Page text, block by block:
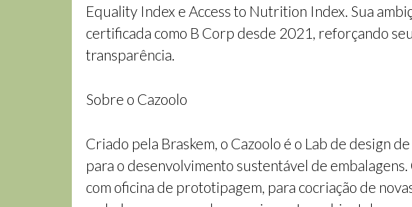
Equality Index e Access to Nutrition Index. Sua
certificada como B Corp desde 2021, reforçando
transparência.
Sobre o Cazoolo
Criado pela Braskem, o Cazoolo é o Lab de design
para o desenvolvimento sustentável de
com oficina de prototipagem, para cocriação de